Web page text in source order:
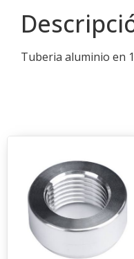
Tuberia aluminio en